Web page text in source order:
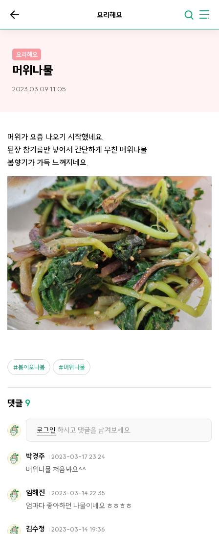
요리해요
요리해요
머위나물
2023.03.09 11:05
머위가 요즘 나오기 시작했네요.
된장 참기름만 넣어서 간단하게 무친 머위나물
봄향기가 가득 느껴지네요.
봄이오나봄 머위나물
댓글 9
로그인 하시고 댓글을 남겨보세요.
박경주 2023-03-17 23:24
머위나물 처음봐요^^
임해진 2023-03-14 22:35
엄마다 좋아하던 나물이네요 ㅎㅎㅎㅎ
김수정 2023-03-14 19:36